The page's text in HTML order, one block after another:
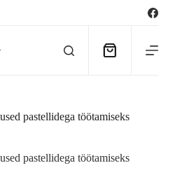
Ostukorv
pastellidega töötamiseks
pastellidega töötamiseks